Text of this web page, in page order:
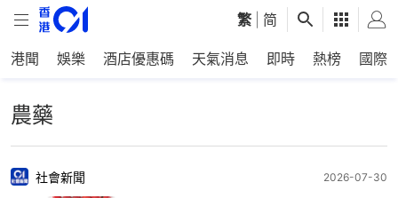
繁 简
港聞 娛樂 酒店優惠碼 天氣消息 即時 熱榜 國際
農藥
社會新聞 2026-07-30